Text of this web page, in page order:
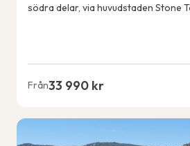
södra delar, via huvudstaden Stone
Från33 990 kr